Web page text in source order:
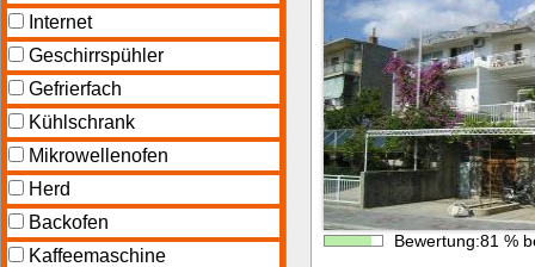
Internet
Geschirrspühler
Gefrierfach
Kühlschrank
Mikrowellenofen
Herd
Backofen
Kaffeemaschine
Bewertung:81 %